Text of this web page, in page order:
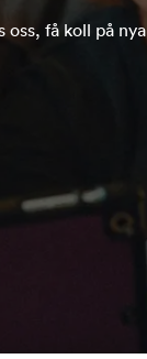
oss, få koll på nya